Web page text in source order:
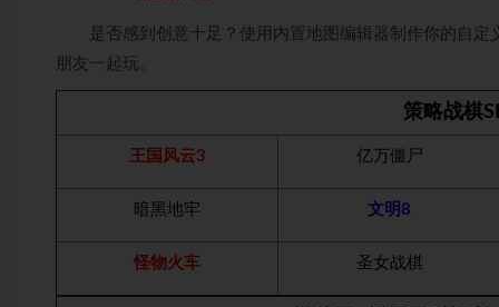
是否感到创意十足？使用内置地图编辑器制作你的自定
朋友一起玩。
策略战棋
王国风云3 亿万僵尸
暗黑地牢 文明8
怪物火车 圣女战棋